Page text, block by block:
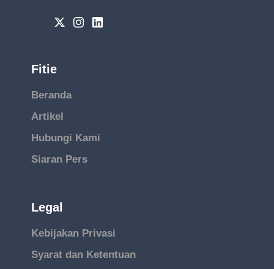
Fitie
Beranda
Artikel
Hubungi Kami
Siaran Pers
Legal
Kebijakan Privasi
Syarat dan Ketentuan